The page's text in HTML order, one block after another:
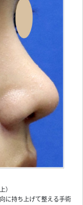
）
に持ち上げて整える手術